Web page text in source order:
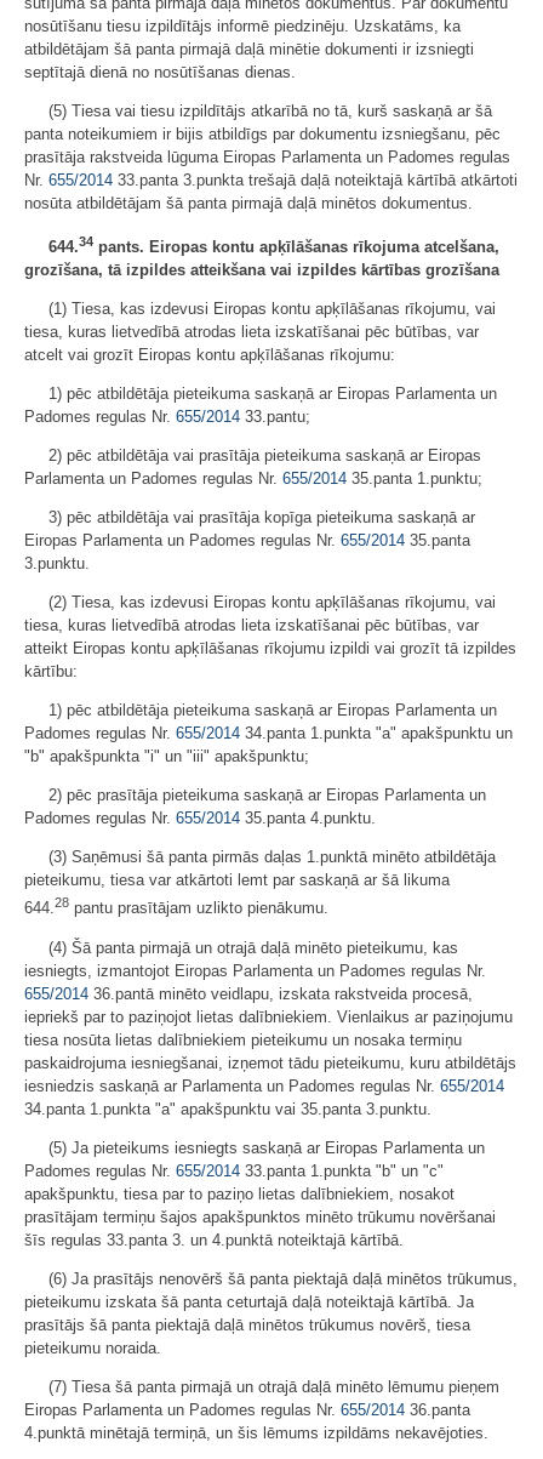
nosūtīšanu tiesu izpildītājs informē piedzinēju. Uzskatāms, ka
atbildētājam šā panta pirmajā daļā minētie dokumenti ir izsniegti
septītajā dienā no nosūtīšanas dienas.
(5) Tiesa vai tiesu izpildītājs atkarībā no tā, kurš saskaņā ar šā
panta noteikumiem ir bijis atbildīgs par dokumentu izsniegšanu, pēc
prasītāja rakstveida lūguma Eiropas Parlamenta un Padomes regulas
Nr. 655/2014 33.panta 3.punkta trešajā daļā noteiktajā kārtībā atkārtoti
nosūta atbildētājam šā panta pirmajā daļā minētos dokumentus.
644.34 pants. Eiropas kontu apķīlāšanas rīkojuma atcelšana,
grozīšana, tā izpildes atteikšana vai izpildes kārtības grozīšana
(1) Tiesa, kas izdevusi Eiropas kontu apķīlāšanas rīkojumu, vai
tiesa, kuras lietvedībā atrodas lieta izskatīšanai pēc būtības, var
atcelt vai grozīt Eiropas kontu apķīlāšanas rīkojumu:
1) pēc atbildētāja pieteikuma saskaņā ar Eiropas Parlamenta un
Padomes regulas Nr. 655/2014 33.pantu;
2) pēc atbildētāja vai prasītāja pieteikuma saskaņā ar Eiropas
Parlamenta un Padomes regulas Nr. 655/2014 35.panta 1.punktu;
3) pēc atbildētāja vai prasītāja kopīga pieteikuma saskaņā ar
Eiropas Parlamenta un Padomes regulas Nr. 655/2014 35.panta
3.punktu.
(2) Tiesa, kas izdevusi Eiropas kontu apķīlāšanas rīkojumu, vai
tiesa, kuras lietvedībā atrodas lieta izskatīšanai pēc būtības, var
atteikt Eiropas kontu apķīlāšanas rīkojumu izpildi vai grozīt tā izpildes
kārtību:
1) pēc atbildētāja pieteikuma saskaņā ar Eiropas Parlamenta un
Padomes regulas Nr. 655/2014 34.panta 1.punkta "a" apakšpunktu un
"b" apakšpunkta "i" un "iii" apakšpunktu;
2) pēc prasītāja pieteikuma saskaņā ar Eiropas Parlamenta un
Padomes regulas Nr. 655/2014 35.panta 4.punktu.
(3) Saņēmusi šā panta pirmās daļas 1.punktā minēto atbildētāja
pieteikumu, tiesa var atkārtoti lemt par saskaņā ar šā likuma
644.28 pantu prasītājam uzlikto pienākumu.
(4) Šā panta pirmajā un otrajā daļā minēto pieteikumu, kas
iesniegts, izmantojot Eiropas Parlamenta un Padomes regulas Nr.
655/2014 36.pantā minēto veidlapu, izskata rakstveida procesā,
iepriekš par to paziņojot lietas dalībniekiem. Vienlaikus ar paziņojumu
tiesa nosūta lietas dalībniekiem pieteikumu un nosaka termiņu
paskaidrojuma iesniegšanai, izņemot tādu pieteikumu, kuru atbildētājs
iesniedzis saskaņā ar Parlamenta un Padomes regulas Nr. 655/2014
34.panta 1.punkta "a" apakšpunktu vai 35.panta 3.punktu.
(5) Ja pieteikums iesniegts saskaņā ar Eiropas Parlamenta un
Padomes regulas Nr. 655/2014 33.panta 1.punkta "b" un "c"
apakšpunktu, tiesa par to paziņo lietas dalībniekiem, nosakot
prasītājam termiņu šajos apakšpunktos minēto trūkumu novēršanai
šīs regulas 33.panta 3. un 4.punktā noteiktajā kārtībā.
(6) Ja prasītājs nenovērš šā panta piektajā daļā minētos trūkumus,
pieteikumu izskata šā panta ceturtajā daļā noteiktajā kārtībā. Ja
prasītājs šā panta piektajā daļā minētos trūkumus novērš, tiesa
pieteikumu noraida.
(7) Tiesa šā panta pirmajā un otrajā daļā minēto lēmumu pieņem
Eiropas Parlamenta un Padomes regulas Nr. 655/2014 36.panta
4.punktā minētajā termiņā, un šis lēmums izpildāms nekavējoties.